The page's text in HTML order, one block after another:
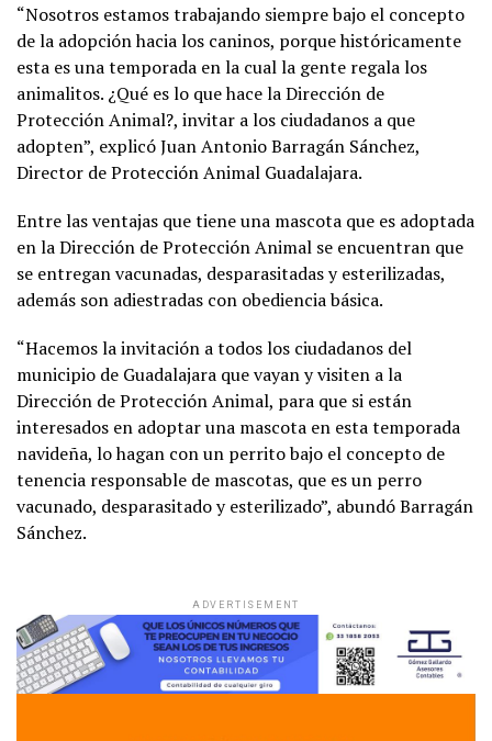
“Nosotros estamos trabajando siempre bajo el concepto
de la adopción hacia los caninos, porque históricamente
esta es una temporada en la cual la gente regala los
animalitos. ¿Qué es lo que hace la Dirección de
Protección Animal?, invitar a los ciudadanos a que
adopten”, explicó Juan Antonio Barragán Sánchez,
Director de Protección Animal Guadalajara.
Entre las ventajas que tiene una mascota que es adoptada
en la Dirección de Protección Animal se encuentran que
se entregan vacunadas, desparasitadas y esterilizadas,
además son adiestradas con obediencia básica.
“Hacemos la invitación a todos los ciudadanos del
municipio de Guadalajara que vayan y visiten a la
Dirección de Protección Animal, para que si están
interesados en adoptar una mascota en esta temporada
navideña, lo hagan con un perrito bajo el concepto de
tenencia responsable de mascotas, que es un perro
vacunado, desparasitado y esterilizado”, abundó Barragán
Sánchez.
ADVERTISEMENT